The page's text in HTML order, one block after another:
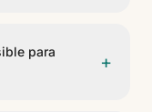
para
+